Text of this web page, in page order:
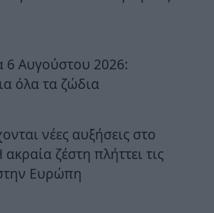
6 Αυγούστου 2026:
όλα τα ζώδια
νέες αυξήσεις στο
ζέστη πλήττει τις
Ευρώπη